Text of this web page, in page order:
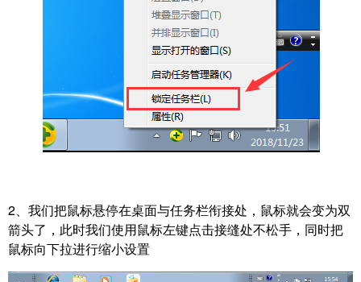
2、我们把鼠标悬停在桌面与任务栏衔接处，鼠标就会变为双
箭头了，此时我们使用鼠标左键点击接缝处不松手，同时把
鼠标向下拉进行缩小设置